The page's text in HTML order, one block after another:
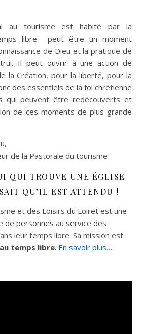
au tourisme est habité par la
libre peut être un moment
de Dieu et la pratique de
Il peut ouvrir à une action de
la Création, pour la liberté, pour la
des essentiels de la foi chrétienne
qui peuvent être redécouverts et
de ces moments de plus grande
de la Pastorale du tourisme
QUI TROUVE UNE ÉGLISE
QU’IL EST ATTENDU !
et des Loisirs du Loiret est une
de personnes au service des
leur temps libre. Sa mission est
temps libre. En savoir plus….